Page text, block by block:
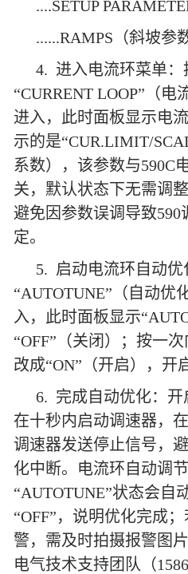
....SETUP
......RAMPS（斜坡参
4. 进入电流环菜单：
“CURRENT LOOP”（
进入，此时面板显示电
示的是“CUR.LIMIT/
系数），该参数与590C
关，默认状态下无需调
避免因参数误调导致
定。
5. 启动电流环自动优
“AUTOTUNE”（自动优
入，此时面板显示
“OFF”（关闭）；按一
改成“ON”（开启），开
6. 完成自动优化：
在十秒内启动调速器，
调速器发送停止信号，
化中断。电流环自动调
“AUTOTUNE”状态会自
“OFF”，说明优化完成
警，需及时拍摄报警图
电气技术支持团队（